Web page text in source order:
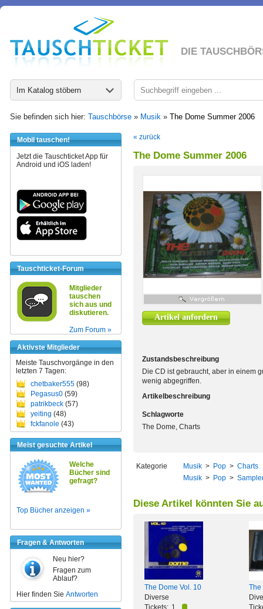
DIE
Im Katalog stöbern
Sie befinden sich hier: Tauschbörse » Musik » The Dome Summer 2006
Mobil tauschen!
Jetzt die Tauschticket App für
Android und iOS laden!
Tauschticket-Forum
Mitglieder
tauschen
sich aus und
diskutieren.
Zum Forum »
Aktivste Mitglieder
Meiste Tauschvorgänge in den
letzten 7 Tagen:
chetbaker555 (98)
Pegasus0 (59)
patrikbeck (57)
yeiting (48)
fckfanole (43)
Meist gesuchte Artikel
Welche
Bücher sind
gefragt?
Top Bücher anzeigen »
Fragen & Antworten
Neu hier?
Fragen zum
Ablauf?
Hier finden Sie Antworten
« zurück
The Dome Summer 2006
Artikel anfordern
Zustandsbeschreibung
Die CD ist gebraucht, aber in einem
wenig abgegriffen.
Artikelbeschreibung
Schlagworte
The Dome, Charts
Kategorie Musik > Pop > Charts
Musik > Pop >
Diese Artikel könnten Sie
The Dome Vol. 10
Diverse
Tickets: 1
The